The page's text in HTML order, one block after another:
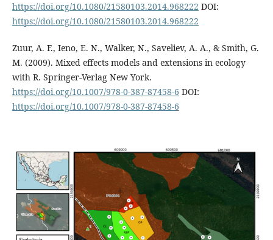
https://doi.org/10.1080/21580103.2014.968222 DOI:
https://doi.org/10.1080/21580103.2014.968222
Zuur, A. F., Ieno, E. N., Walker, N., Saveliev, A. A., & Smith, G.
M. (2009). Mixed effects models and extensions in ecology
with R. Springer-Verlag New York.
https://doi.org/10.1007/978-0-387-87458-6 DOI:
https://doi.org/10.1007/978-0-387-87458-6